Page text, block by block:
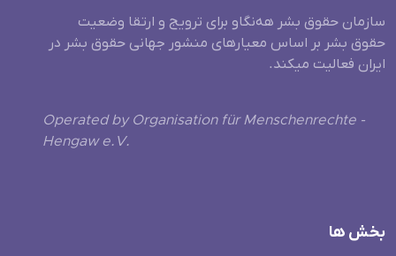
سازمان حقوق بشر هه‌نگاو برای ترویج و ارتقا وضعیت
حقوق بشر بر اساس معیارهای منشور جهانی حقوق بشر در
ایران فعالیت میکند.
Operated by Organisation für Menschenrechte -
Hengaw e.V.
بخش ها